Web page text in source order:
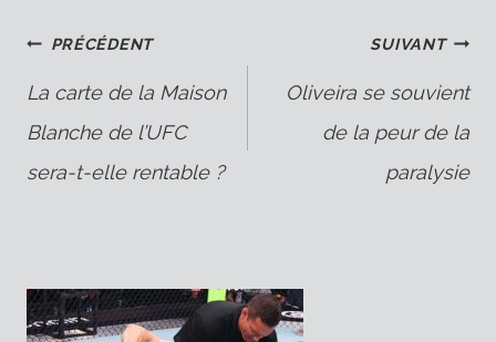
Navigation
de
l’article
PRÉCÉDENT
La carte de la Maison
Blanche de l’UFC
sera-t-elle rentable ?
SUIVANT
Oliveira se souvient
de la peur de la
paralysie